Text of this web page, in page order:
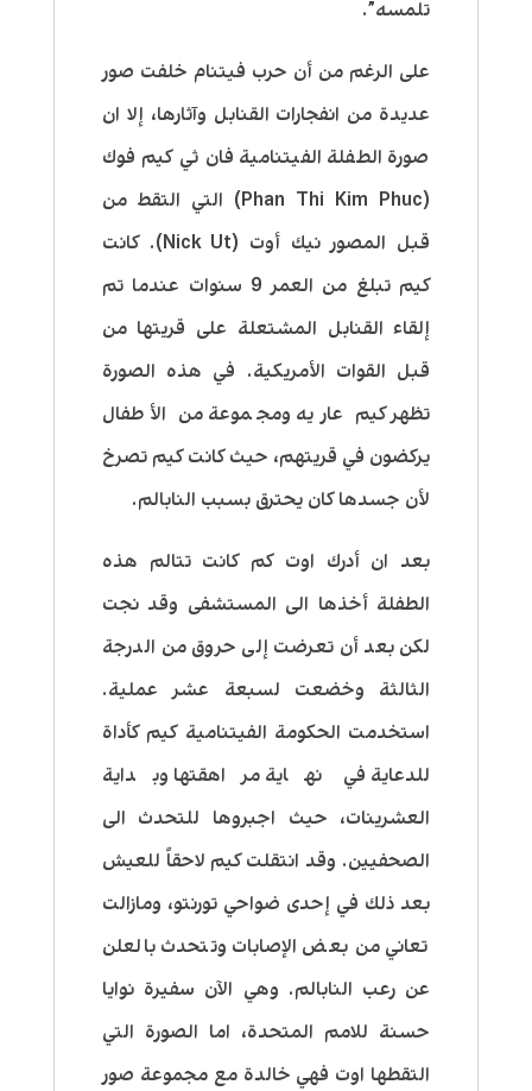
تلمسه”.
على الرغم من أن حرب فيتنام خلفت صور
عديدة من انفجارات القنابل وآثارها، إلا ان
صورة الطفلة الفيتنامية فان ثي كيم فوك
(Phan Thi Kim Phuc) التي التقط من
قبل المصور نيك أوت (Nick Ut). كانت
كيم تبلغ من العمر 9 سنوات عندما تم
إلقاء القنابل المشتعلة على قريتها من
قبل القوات الأمريكية. في هذه الصورة
تظهر كيم عاريه ومجموعة من الأطفال
يركضون في قريتهم، حيث كانت كيم تصرخ
لأن جسدها كان يحترق بسبب النابالم.
بعد ان أدرك اوت كم كانت تتالم هذه
الطفلة أخذها الى المستشفى وقد نجت
لكن بعد أن تعرضت إلى حروق من الدرجة
الثالثة وخضعت لسبعة عشر عملية.
استخدمت الحكومة الفيتنامية كيم كأداة
للدعاية في نهاية مراهقتها وبداية
العشرينات، حيث اجبروها للتحدث الى
الصحفيين. وقد انتقلت كيم لاحقاً للعيش
بعد ذلك في إحدى ضواحي تورنتو، ومازالت
تعاني من بعض الإصابات وتتحدث بالعلن
عن رعب النابالم. وهي الآن سفيرة نوايا
حسنة للامم المتحدة، اما الصورة التي
التقطها اوت فهي خالدة مع مجموعة صور